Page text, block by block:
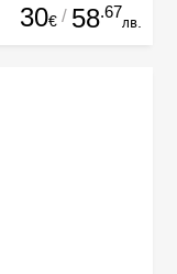
30€ / 58.67
лв.